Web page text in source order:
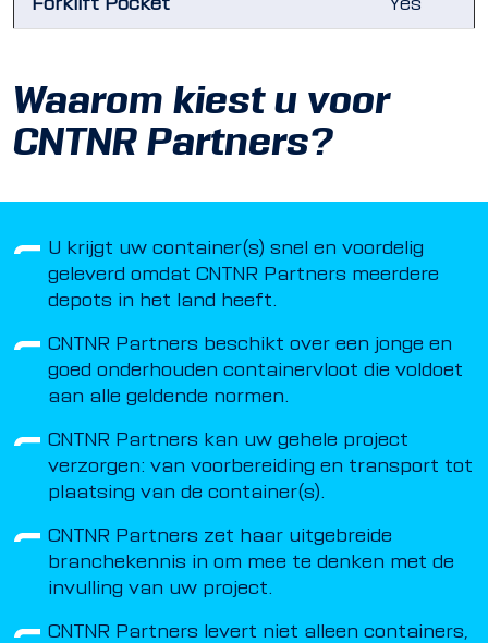
Forklift Pocket Yes
Waarom kiest u voor
CNTNR Partners?
U krijgt uw container(s) snel en voordelig
geleverd omdat CNTNR Partners meerdere
depots in het land heeft.
CNTNR Partners beschikt over een jonge en
goed onderhouden containervloot die voldoet
aan alle geldende normen.
CNTNR Partners kan uw gehele project
verzorgen: van voorbereiding en transport tot
plaatsing van de container(s).
CNTNR Partners zet haar uitgebreide
branchekennis in om mee te denken met de
invulling van uw project.
CNTNR Partners levert niet alleen containers,